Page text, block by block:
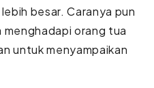
besar. Caranya pun
orang tua
untuk menyampaikan